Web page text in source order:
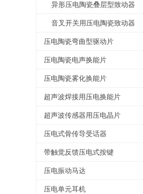
异形压电陶瓷叠层型致动器
音叉开关用压电陶瓷致动器
压电陶瓷弯曲型驱动片
压电陶瓷电声换能片
压电陶瓷雾化换能片
超声波焊接用压电换能片
超声波传感器用压电晶片
压电式骨传导受话器
带触觉反馈压电式按键
压电振动马达
压电单元耳机